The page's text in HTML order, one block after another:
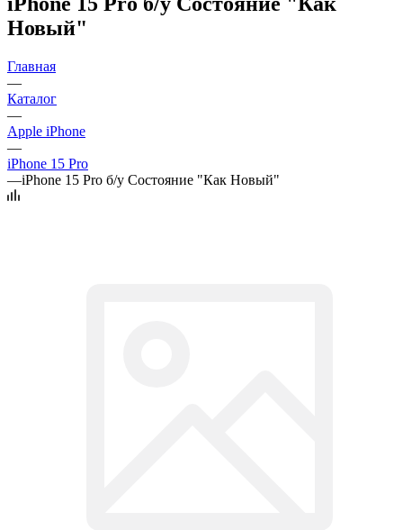
Новый"
Главная
—
Каталог
—
Apple iPhone
—
iPhone 15 Pro
—iPhone 15 Pro б/у Состояние "Как Новый"